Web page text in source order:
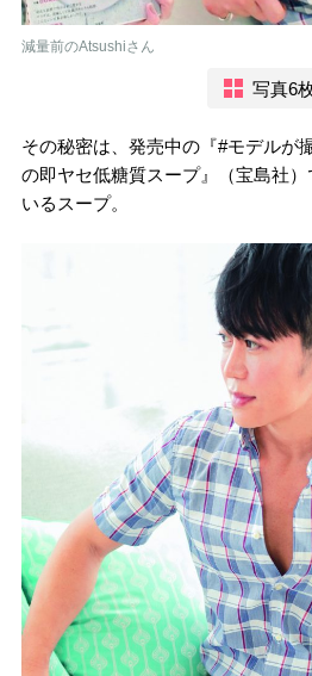
減量前のAtsushiさん
写真6
その秘密は、発売中の『#モデルが
の即ヤセ低糖質スープ』（宝島社
いるスープ。